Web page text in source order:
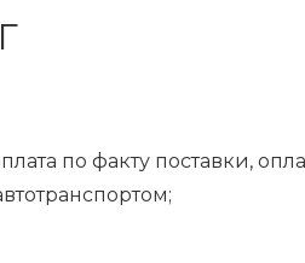
по факту поставки,